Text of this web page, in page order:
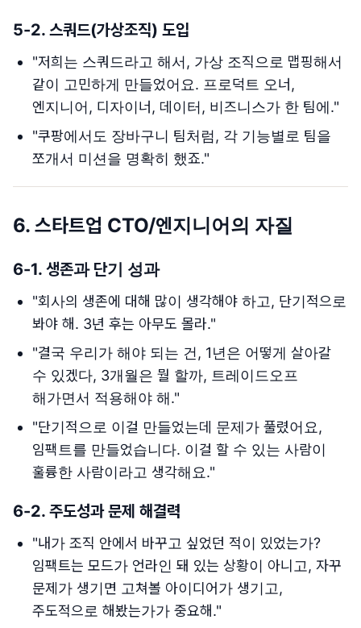
5-2. 스쿼드(가상조직) 도입
"저희는 스쿼드라고 해서, 가상 조직으로 맵핑해서
같이 고민하게 만들었어요. 프로덕트 오너,
엔지니어, 디자이너, 데이터, 비즈니스가 한 팀에."
"쿠팡에서도 장바구니 팀처럼, 각 기능별로 팀을
쪼개서 미션을 명확히 했죠."
6. 스타트업 CTO/엔지니어의 자질
6-1. 생존과 단기 성과
"회사의 생존에 대해 많이 생각해야 하고, 단기적으로
봐야 해. 3년 후는 아무도 몰라."
"결국 우리가 해야 되는 건, 1년은 어떻게 살아갈
수 있겠다, 3개월은 뭘 할까, 트레이드오프
해가면서 적용해야 해."
"단기적으로 이걸 만들었는데 문제가 풀렸어요,
임팩트를 만들었습니다. 이걸 할 수 있는 사람이
훌륭한 사람이라고 생각해요."
6-2. 주도성과 문제 해결력
"내가 조직 안에서 바꾸고 싶었던 적이 있었는가?
임팩트는 모드가 언라인 돼 있는 상황이 아니고, 자꾸
문제가 생기면 고쳐볼 아이디어가 생기고,
주도적으로 해봤는가가 중요해."